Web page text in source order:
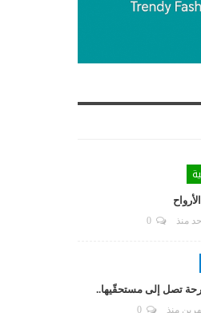
منذ 0
تصل إلى مستحقّيها..
منذ 0